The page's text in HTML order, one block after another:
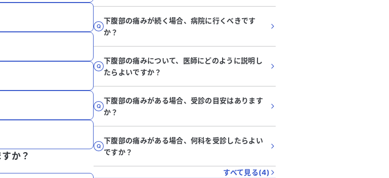
か？
下腹部の痛みが続く場合、病院に行くべきです
か？
下腹部の痛みについて、医師にどのように説明し
たらよいですか？
下腹部の痛みがある場合、受診の目安はあります
か？
下腹部の痛みがある場合、何科を受診したらよい
ですか？
すべて見る(4)